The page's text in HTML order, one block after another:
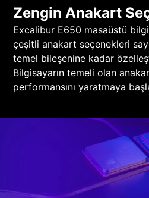
Zengin Anakart
Excalibur E650 masaüstü
çeşitli anakart seçenekleri
temel bileşenine kadar
Bilgisayarın temeli olan
performansını yaratmaya